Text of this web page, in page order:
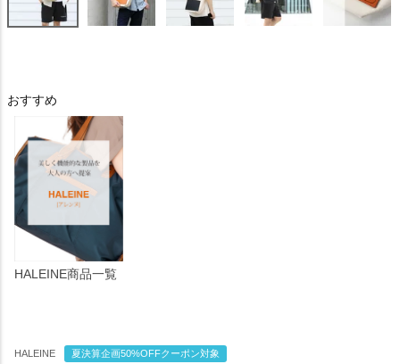
おすすめ
HALEINE商品一覧
HALEINE 夏決算企画50%OFFクーポン対象